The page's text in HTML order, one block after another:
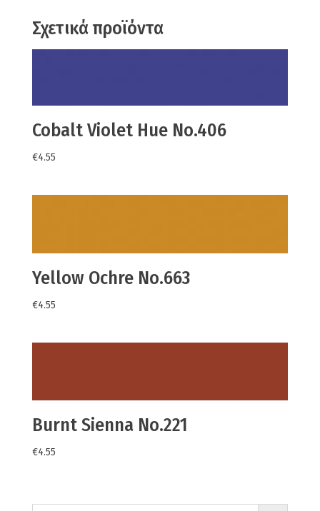
Σχετικά προϊόντα
Cobalt Violet Hue No.406
€4.55
Yellow Ochre No.663
€4.55
Burnt Sienna No.221
€4.55